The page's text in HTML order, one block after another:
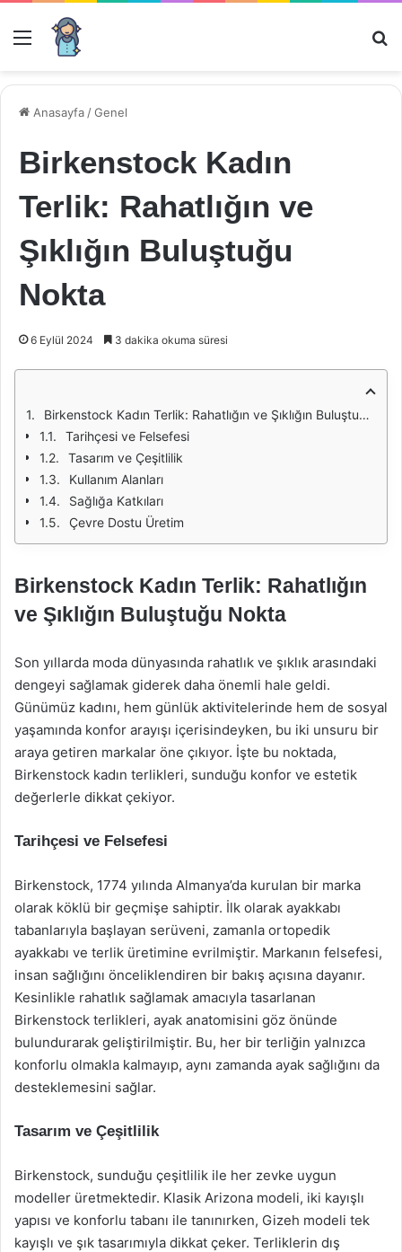
Menü
Anasayfa /Genel
Birkenstock Kadın
Terlik: Rahatlığın ve
Şıklığın Buluştuğu
Nokta
6 Eylül 2024 3 dakika okuma süresi
Birkenstock Kadın Terlik: Rahatlığın ve Şıklığın Buluştuğu Nokta
Tarihçesi ve Felsefesi
Tasarım ve Çeşitlilik
Kullanım Alanları
Sağlığa Katkıları
Çevre Dostu Üretim
Birkenstock Kadın Terlik: Rahatlığın
ve Şıklığın Buluştuğu Nokta
Son yıllarda moda dünyasında rahatlık ve şıklık arasındaki
dengeyi sağlamak giderek daha önemli hale geldi.
Günümüz kadını, hem günlük aktivitelerinde hem de sosyal
yaşamında konfor arayışı içerisindeyken, bu iki unsuru bir
araya getiren markalar öne çıkıyor. İşte bu noktada,
Birkenstock kadın terlikleri, sunduğu konfor ve estetik
değerlerle dikkat çekiyor.
Tarihçesi ve Felsefesi
Birkenstock, 1774 yılında Almanya’da kurulan bir marka
olarak köklü bir geçmişe sahiptir. İlk olarak ayakkabı
tabanlarıyla başlayan serüveni, zamanla ortopedik
ayakkabı ve terlik üretimine evrilmiştir. Markanın felsefesi,
insan sağlığını önceliklendiren bir bakış açısına dayanır.
Kesinlikle rahatlık sağlamak amacıyla tasarlanan
Birkenstock terlikleri, ayak anatomisini göz önünde
bulundurarak geliştirilmiştir. Bu, her bir terliğin yalnızca
konforlu olmakla kalmayıp, aynı zamanda ayak sağlığını da
desteklemesini sağlar.
Tasarım ve Çeşitlilik
Birkenstock, sunduğu çeşitlilik ile her zevke uygun
modeller üretmektedir. Klasik Arizona modeli, iki kayışlı
yapısı ve konforlu tabanı ile tanınırken, Gizeh modeli tek
kayışlı ve şık tasarımıyla dikkat çeker. Terliklerin dış